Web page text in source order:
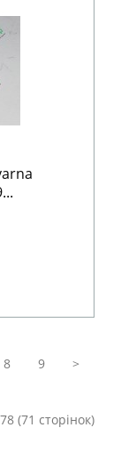
8 9
>
(71 сторінок)